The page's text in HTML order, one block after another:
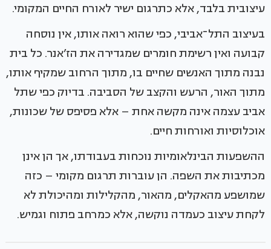
עיצובית בלבד, אלא כתרגום ישיר לאורח החיים המקומי.
בעיצוב התל־אביבי, כפי שהוא רואה אותו, אין נוסחה
קבועה ואין רשימת חומרים שמגדירה את הז’אנר. כל בית
נבנה מתוך האנשים שחיים בו, מתוך הרחוב שמקיף אותו,
מתוך האור, הרעש והקצב של הסביבה. בדיוק כפי שתל
אביב עצמה אינה מקשה אחת – אלא פסיפס של שכונות,
אוכלוסיות ואורחות חיים.
ההשפעות הבינלאומיות נוכחות בעבודתו, אך הן אינן
מכתיבות את השפה. הן עוברות תרגום מקומי – כזה
שמושפע מהאקלים, מהאור, מהקלילות ומהיכולת לא
לקחת עיצוב כעמדה נוקשה, אלא כמרחב פתוח וגמיש.